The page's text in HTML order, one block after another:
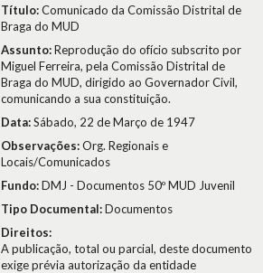
Título:Comunicado da Comissão Distrital de
Braga do MUD
Assunto:Reprodução do ofício subscrito por
Miguel Ferreira, pela Comissão Distrital de
Braga do MUD, dirigido ao Governador Civil,
comunicando a sua constituição.
Data:Sábado, 22 de Março de 1947
Observações:Org. Regionais e
Locais/Comunicados
Fundo:DMJ - Documentos 50º MUD Juvenil
Tipo Documental:Documentos
Direitos:
A publicação, total ou parcial, deste documento
exige prévia autorização da entidade